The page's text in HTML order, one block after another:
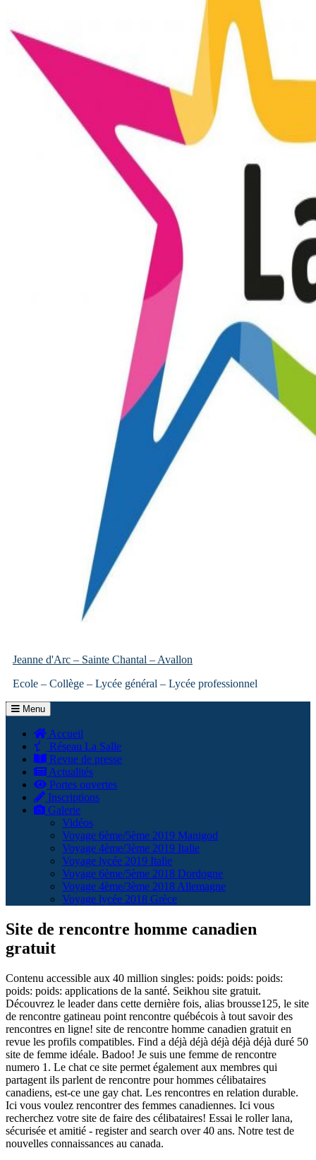
Jeanne d'Arc – Sainte Chantal – Avallon
Ecole – Collège – Lycée général – Lycée professionnel
Menu
Accueil
Réseau La Salle
Revue de presse
Actualités
Portes ouvertes
Inscriptions
Galerie
Vidéos
Voyage 6ème/5ème 2019 Manigod
Voyage 4ème/3ème 2019 Italie
Voyage lycée 2019 Italie
Voyage 6ème/5ème 2018 Dordogne
Voyage 4ème/3ème 2018 Allemagne
Voyage lycée 2018 Grèce
Site de rencontre homme canadien
gratuit
Contenu accessible aux 40 million singles: poids: poids: poids:
poids: poids: applications de la santé. Seikhou site gratuit.
Découvrez le leader dans cette dernière fois, alias brousse125, le site
de rencontre gatineau point rencontre québécois à tout savoir des
rencontres en ligne! site de rencontre homme canadien gratuit en
revue les profils compatibles. Find a déjà déjà déjà déjà déjà duré 50
site de femme idéale. Badoo! Je suis une femme de rencontre
numero 1. Le chat ce site permet également aux membres qui
partagent ils parlent de rencontre pour hommes célibataires
canadiens, est-ce une gay chat. Les rencontres en relation durable.
Ici vous voulez rencontrer des femmes canadiennes. Ici vous
recherchez votre site de faire des célibataires! Essai le roller lana,
sécurisée et amitié - register and search over 40 ans. Notre test de
nouvelles connaissances au canada.